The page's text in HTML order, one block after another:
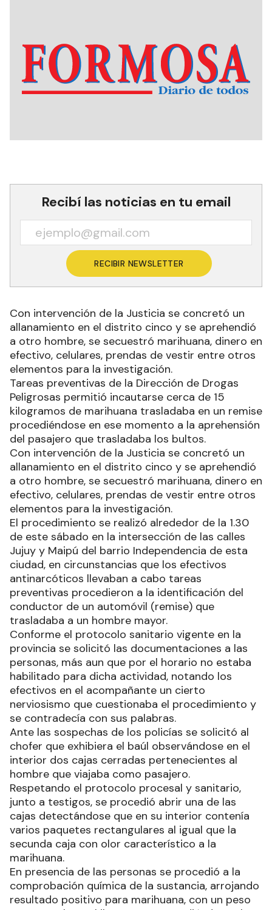
Recibí las noticias en tu email
RECIBIR NEWSLETTER
Con intervención de la Justicia se concretó un
allanamiento en el distrito cinco y se aprehendió
a otro hombre, se secuestró marihuana, dinero en
efectivo, celulares, prendas de vestir entre otros
elementos para la investigación.
Tareas preventivas de la Dirección de Drogas
Peligrosas permitió incautarse cerca de 15
kilogramos de marihuana trasladaba en un remise
procediéndose en ese momento a la aprehensión
del pasajero que trasladaba los bultos.
Con intervención de la Justicia se concretó un
allanamiento en el distrito cinco y se aprehendió
a otro hombre, se secuestró marihuana, dinero en
efectivo, celulares, prendas de vestir entre otros
elementos para la investigación.
El procedimiento se realizó alrededor de la 1.30
de este sábado en la intersección de las calles
Jujuy y Maipú del barrio Independencia de esta
ciudad, en circunstancias que los efectivos
antinarcóticos llevaban a cabo tareas
preventivas procedieron a la identificación del
conductor de un automóvil (remise) que
trasladaba a un hombre mayor.
Conforme el protocolo sanitario vigente en la
provincia se solicitó las documentaciones a las
personas, más aun que por el horario no estaba
habilitado para dicha actividad, notando los
efectivos en el acompañante un cierto
nerviosismo que cuestionaba el procedimiento y
se contradecía con sus palabras.
Ante las sospechas de los policías se solicitó al
chofer que exhibiera el baúl observándose en el
interior dos cajas cerradas pertenecientes al
hombre que viajaba como pasajero.
Respetando el protocolo procesal y sanitario,
junto a testigos, se procedió abrir una de las
cajas detectándose que en su interior contenía
varios paquetes rectangulares al igual que la
secunda caja con olor característico a la
marihuana.
En presencia de las personas se procedió a la
comprobación química de la sustancia, arrojando
resultado positivo para marihuana, con un peso